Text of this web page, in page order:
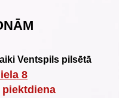
Ventspils pilsētā
8
piektdiena